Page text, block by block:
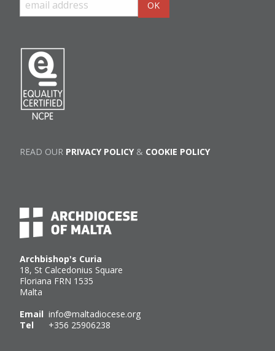
Archbishop's Curia
18, St Calcedonius Square
Floriana FRN 1535
Malta
Email info@maltadiocese.org
Tel +356 25906238
READ OUR PRIVACY POLICY& COOKIE POLICY